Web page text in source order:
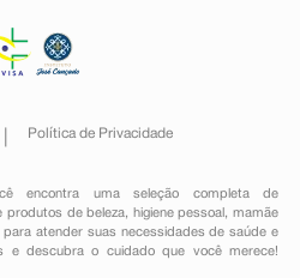
Política de Privacidade
encontra uma seleção completa de
produtos de beleza, higiene pessoal ,mamãe
atender suas necessidades de saúde e
e descubra o cuidado que você merece!